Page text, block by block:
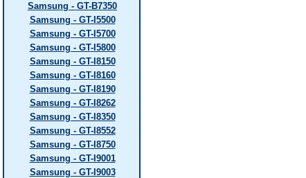
Samsung - GT-B7350
Samsung - GT-I5500
Samsung - GT-I5700
Samsung - GT-I5800
Samsung - GT-I8150
Samsung - GT-I8160
Samsung - GT-I8190
Samsung - GT-I8262
Samsung - GT-I8350
Samsung - GT-I8552
Samsung - GT-I8750
Samsung - GT-I9001
Samsung - GT-I9003